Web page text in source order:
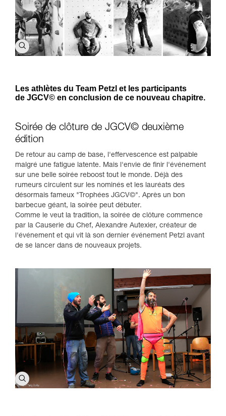
Les athlètes du Team Petzl et les participants
de JGCV© en conclusion de ce nouveau chapitre.
Soirée de clôture de JGCV© deuxième
édition
De retour au camp de base, l'effervescence est palpable
malgré une fatigue latente. Mais l'envie de finir l'événement
sur une belle soirée reboost tout le monde. Déjà des
rumeurs circulent sur les nominés et les lauréats des
désormais fameux "Trophées JGCV©". Après un bon
barbecue géant, la soirée peut débuter.
Comme le veut la tradition, la soirée de clôture commence
par la Causerie du Chef, Alexandre Autexier, créateur de
l'événement et qui vit là son dernier événement Petzl avant
de se lancer dans de nouveaux projets.